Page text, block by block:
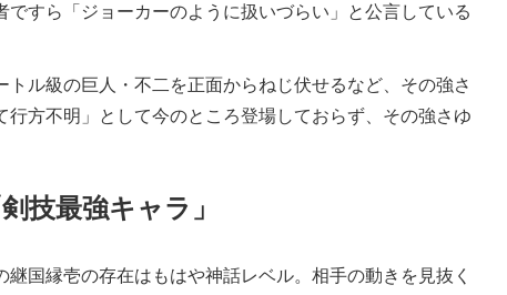
すら「ジョーカーのように扱いづらい」と公言している
ル級の巨人・不二を正面からねじ伏せるなど、その強さ
方不明」として今のところ登場しておらず、その強さゆ
技最強キャラ」
国縁壱の存在はもはや神話レベル。相手の動きを見抜く